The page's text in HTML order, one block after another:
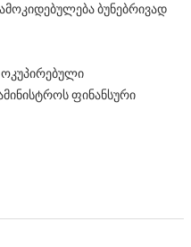
ბუნებრივად
ფინანსური